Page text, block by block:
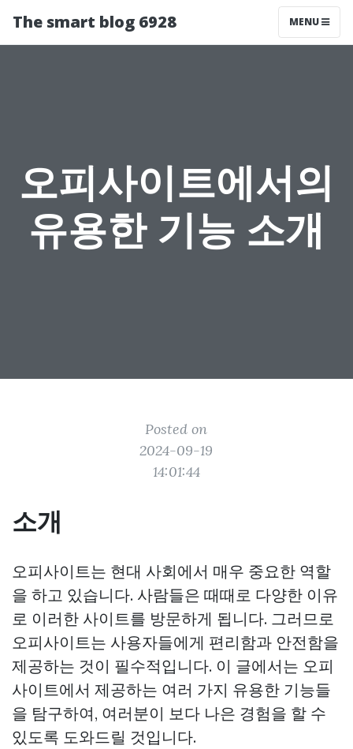
The smart blog 6928 MENU
오피사이트에서의
유용한 기능 소개
Posted on
2024-09-19
14:01:44
소개
오피사이트는 현대 사회에서 매우 중요한 역할
을 하고 있습니다. 사람들은 때때로 다양한 이유
로 이러한 사이트를 방문하게 됩니다. 그러므로
오피사이트는 사용자들에게 편리함과 안전함을
제공하는 것이 필수적입니다. 이 글에서는 오피
사이트에서 제공하는 여러 가지 유용한 기능들
을 탐구하여, 여러분이 보다 나은 경험을 할 수
있도록 도와드릴 것입니다.